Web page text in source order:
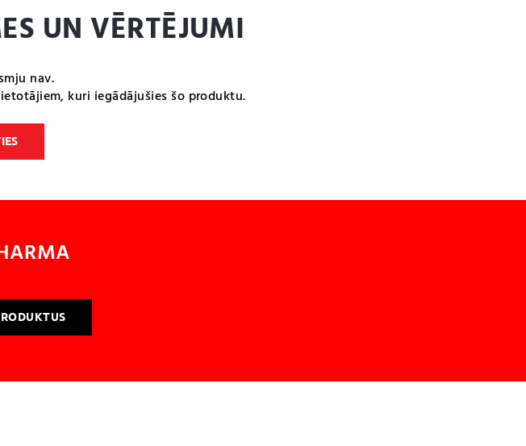
UN VĒRTĒJUMI
nav.
kuri iegādājušies šo produktu.